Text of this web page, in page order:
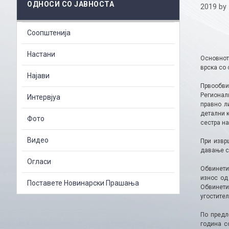
2019 by
врска со
правно
детални
сестра
При
давање
износ од
По
година
ОДНОСИ СО ЈАВНОСТА
Соопштенија
Настани
Најави
Интервјуа
Фото
Видео
Огласи
Поставете Новинарски Прашања